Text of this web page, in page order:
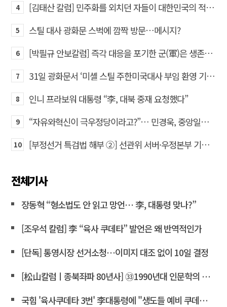
4 [김태산 칼럼] 민주화를 외치던 자들이 대한민국의 적이고 간첩이었다
5 스틸 대사 광화문 스벅에 깜짝 방문…메시지?
6 [박필규 안보칼럼] 즉각 대응을 포기한 군(軍)은 생존할 수 없다
7 31일 광화문서 ‘미셸 스틸 주한미국대사 부임 환영 기자회견’… 80여 개 단체 집결
8 인니 프라보워 대통령 “李, 대북 중재 요청했다”
9 “자유와혁신이 극우정당이라고?”… 민경욱, 중앙일보 직격
10 [부정선거 특검법 해부 ②] 선관위 서버·우정본부 기록까지…‘증거를 끌어오는 칼’
전체기사
장동혁 “형소법도 안 읽고 망언… 李, 대통령 맞나?”
[조우석 칼럼] 李 “육사 쿠데타” 발언은 왜 반역적인가
[단독] 통영시장 선거소청…이미지 대조 없이 10일 결정
[松山칼럼ㅣ종북좌파 80년사] ㉝1990년대 인문학의 좌경화
국힘 '육사쿠데타 3번' 李대통령에 "생도들 예비 쿠데타세력 몰아"